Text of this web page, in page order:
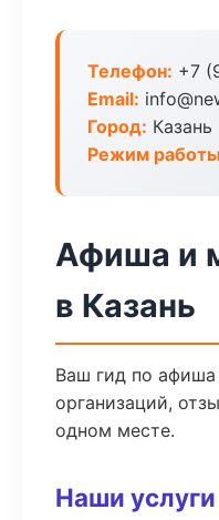
Телефон: +7
Email:
Город: Казань
Режим
Афиша и
в Казань
Ваш гид по
организаций,
одном месте.
Наши услуги